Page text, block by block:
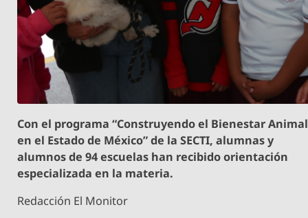
Con el programa “Construyendo el Bienestar Animal
en el Estado de México” de la SECTI, alumnas y
alumnos de 94 escuelas han recibido orientación
especializada en la materia.
Redacción El Monitor